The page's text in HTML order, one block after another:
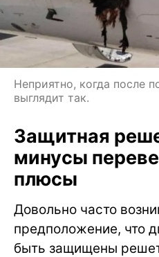
Неприятно, когда после
выглядит так.
Защитная
минусы
плюсы
Довольно часто
предположение, что
быть защищены